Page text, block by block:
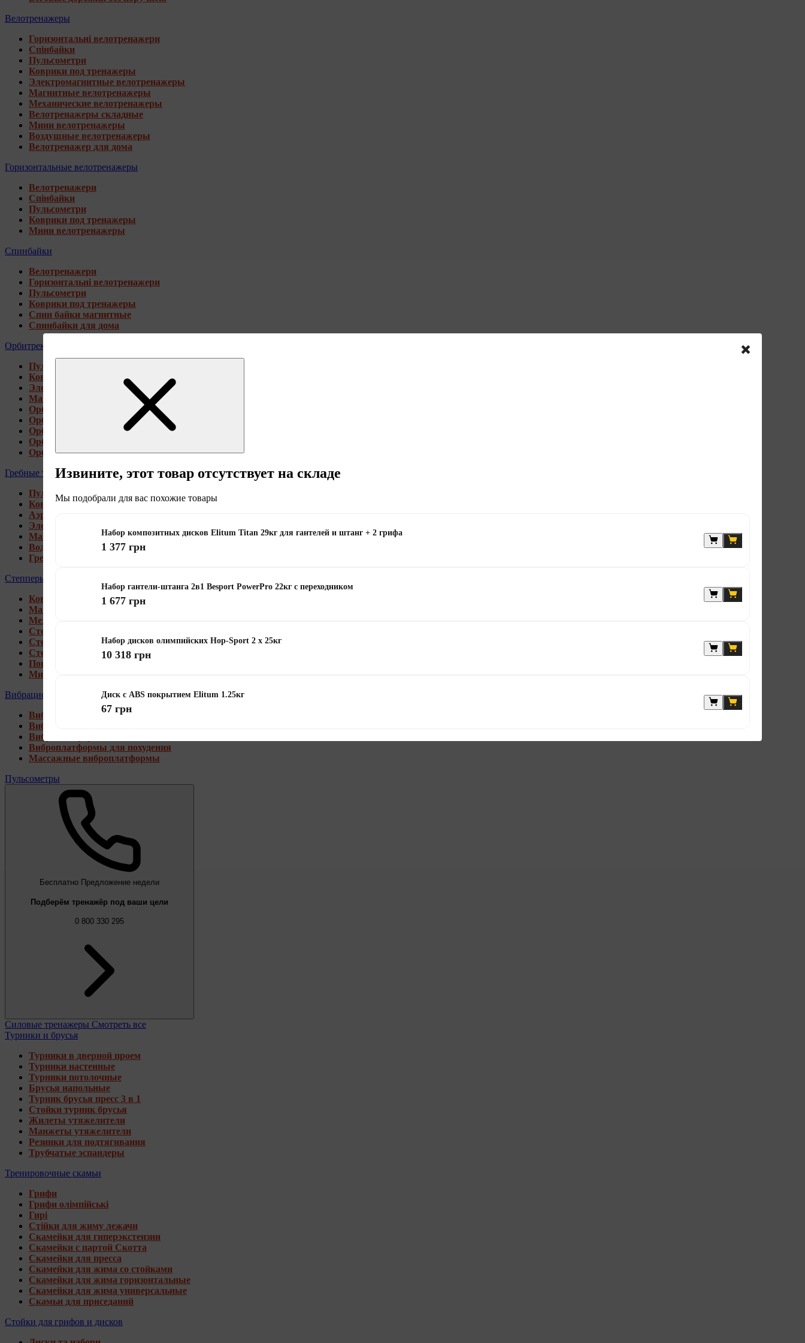
Велотренажеры
Горизонтальні велотренажери
Спінбайки
Пульсометри
Коврики под тренажеры
Электромагнитные велотренажеры
Магнитные велотренажеры
Механические велотренажеры
Велотренажеры складные
Мини велотренажеры
Воздушные велотренажеры
Велотренажер для дома
Горизонтальные велотренажеры
Велотренажери
Спінбайки
Пульсометри
Коврики под тренажеры
Мини велотренажеры
Спинбайки
Велотренажери
Горизонтальні велотренажери
Пульсометри
Коврики под тренажеры
Спин байки магнитные
Спинбайки для дома
Орбитреки
Пульсометри
Коврики под тренажеры
Электромагнитные орбитреки
Магнитные орбитреки
Орбитреки переднеприводные
Орбитреки заднеприводные
Орбитреки для высоких пользователей
Орбитреки генераторные
Орбитреки для дома
Гребные тренажеры
Пульсометри
Коврики под тренажеры
Аэромагнитные гребные тренажеры
Электромагнитные гребные тренажеры
Магнитные гребные тренажеры
Водные гребные тренажеры
Гребные тренажеры для дома
Степперы
Коврики под тренажеры
Магнитные степперы
Механические степперы
Степперы со стойкой
Степперы с эспандерами
Степперы с рукоятками
Поворотные степперы
Мини степперы
Вибрационные платформы
Виброплатформы для дома
Виброплатформы 4D
Виброплатформы 3D
Виброплатформы для похудения
Массажные виброплатформы
Пульсометры
Бесплатно Предложение недели
Подберём тренажёр под ваши цели
0 800 330 295
Силовые тренажеры Смотреть все
Турники и брусья
Турники в дверной проем
Турники настенные
Турники потолочные
Брусья напольные
Турник брусья пресс 3 в 1
Стойки турник брусья
Жилеты утяжелители
Манжеты утяжелители
Резинки для подтягивания
Трубчатые эспандеры
Тренировочные скамьи
Грифи
Грифи олімпійські
Гирі
Стійки для жиму лежачи
Скамейки для гиперэкстензии
Скамейки с партой Скотта
Скамейки для пресса
Скамейки для жима со стойками
Скамейки для жима горизонтальные
Скамейки для жима универсальные
Скамьи для приседаний
Стойки для грифов и дисков
Извините, этот товар отсутствует на складе
Мы подобрали для вас похожие товары
Набор композитных дисков Elitum Titan 29кг для гантелей и штанг + 2 грифа
1 377 грн
Набор гантели-штанга 2в1 Besport PowerPro 22кг с переходником
1 677 грн
Набор дисков олимпийских Hop-Sport 2 х 25кг
10 318 грн
Диск с ABS покрытием Elitum 1.25кг
67 грн